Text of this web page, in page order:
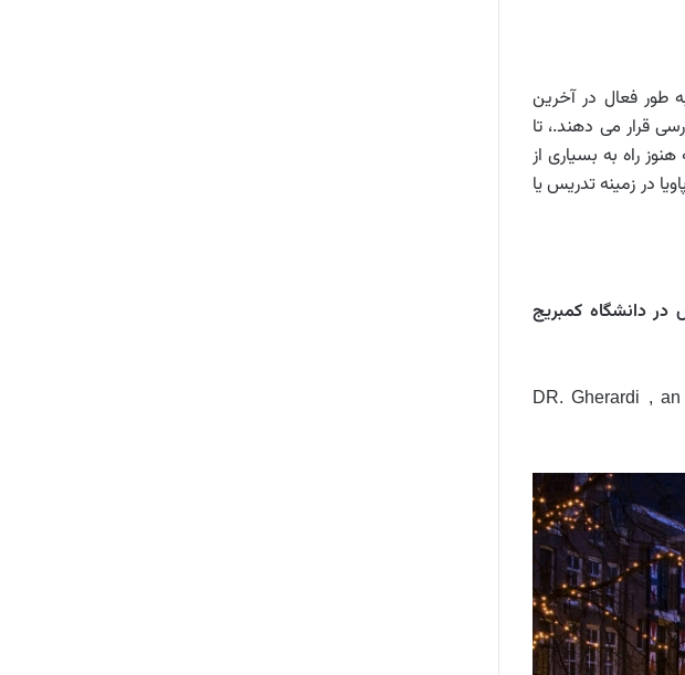
طور فعال در آخرین
قرار می دهند.، تا
راه به بسیاری از
در زمینه تدریس یا
DR. Gherardi ,